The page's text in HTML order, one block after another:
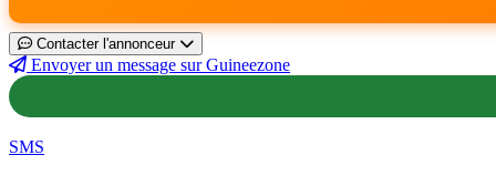
Contacter l'annonceur
Envoyer un message sur Guineezone
SMS